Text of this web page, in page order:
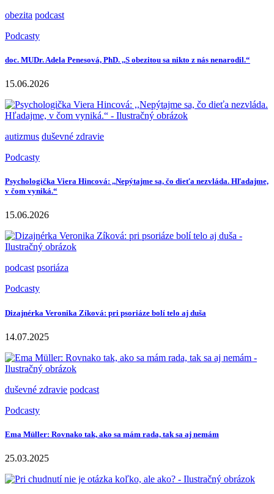
obezita podcast
Podcasty
doc. MUDr. Adela Penesová, PhD. ,,S obezitou sa nikto z nás nenarodil.“
15.06.2026
autizmus duševné zdravie
Podcasty
Psychologička Viera Hincová: ,,Nepýtajme sa, čo dieťa nezvláda. Hľadajme,
v čom vyniká.“
15.06.2026
podcast psoriáza
Podcasty
Dizajnérka Veronika Zíková: pri psoriáze bolí telo aj duša
14.07.2025
duševné zdravie podcast
Podcasty
Ema Müller: Rovnako tak, ako sa mám rada, tak sa aj nemám
25.03.2025